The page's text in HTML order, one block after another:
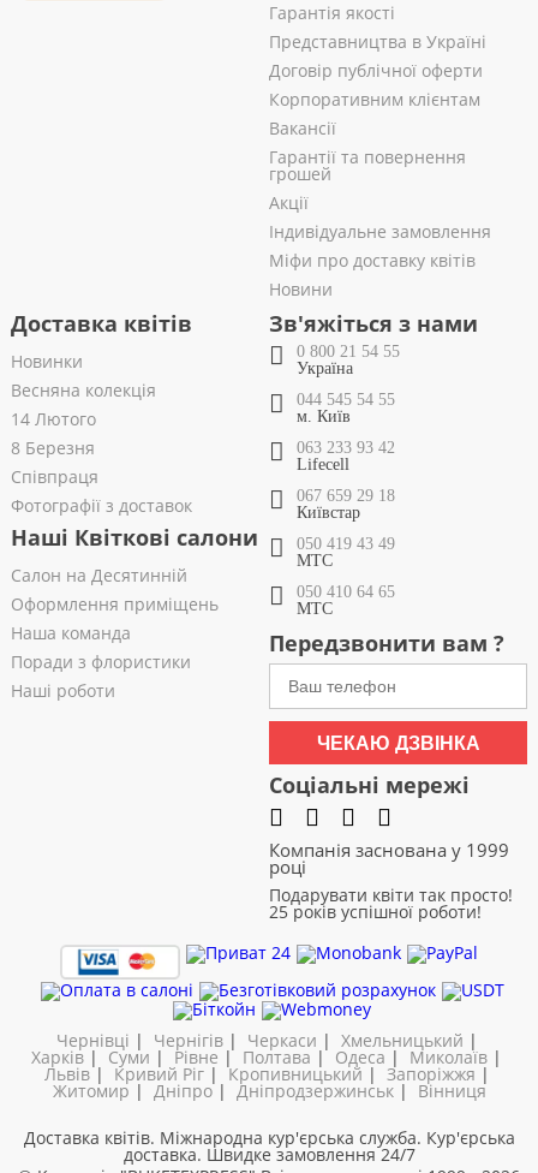
Гарантія якості
Представництва в Україні
Договір публічної оферти
Корпоративним клієнтам
Вакансії
Гарантії та повернення
грошей
Акції
Індивідуальне замовлення
Міфи про доставку квітів
Новини
Доставка квітів
Новинки
Весняна колекція
14 Лютого
8 Березня
Співпраця
Фотографії з доставок
Наші Квіткові салони
Салон на Десятинній
Оформлення приміщень
Наша команда
Поради з флористики
Наші роботи
Зв'яжіться з нами
0 800 21 54 55
Україна
044 545 54 55
м. Київ
063 233 93 42
Lifecell
067 659 29 18
Київстар
050 419 43 49
МТС
050 410 64 65
МТС
Передзвонити вам ?
ЧЕКАЮ ДЗВІНКА
Соціальні мережі
Компанія заснована у 1999
році
Подарувати квіти так просто!
25 років успішної роботи!
Чернівці | Чернігів| Черкаси | Хмельницький |
Харків | Суми | Рівне | Полтава | Одеса | Миколаїв |
Львів| Кривий Ріг|Кропивницький | Запоріжжя |
Житомир | Дніпро| Дніпродзержинськ| Вінниця
Доставка квітів. Міжнародна кур'єрська служба. Кур'єрська
доставка. Швидке замовлення 24/7